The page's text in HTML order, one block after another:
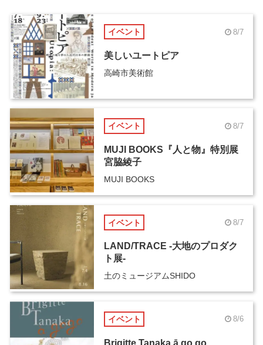
イベント 8/7
美しいユートピア
高崎市美術館
イベント 8/7
MUJI BOOKS『人と物』特別展
宮脇綾子
MUJI BOOKS
イベント 8/7
LAND/TRACE -大地のプロダク
ト展-
土のミュージアムSHIDO
イベント 8/6
Brigitte Tanaka ā go go